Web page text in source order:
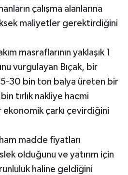
çalışma alanlarına
maliyetler gerektirdiğini
masraflarının yaklaşık 1
vurgulayan Bıçak, bir
30 bin ton balya üreten bir
tırlık nakliye hacmi
çarkı çevirdiğini
madde fiyatları
olduğunu ve yatırım için
haline geldiğini